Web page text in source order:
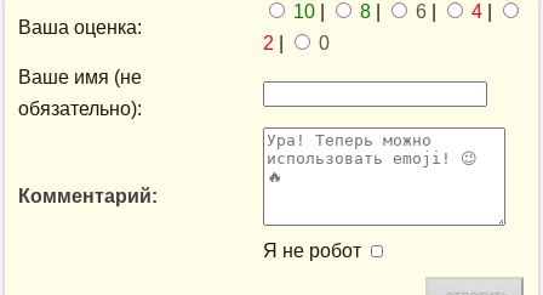
Ваша оценка:
10 8 6 4
2
0
Ваше имя (не
обязательно):
Комментарий:
Я не робот